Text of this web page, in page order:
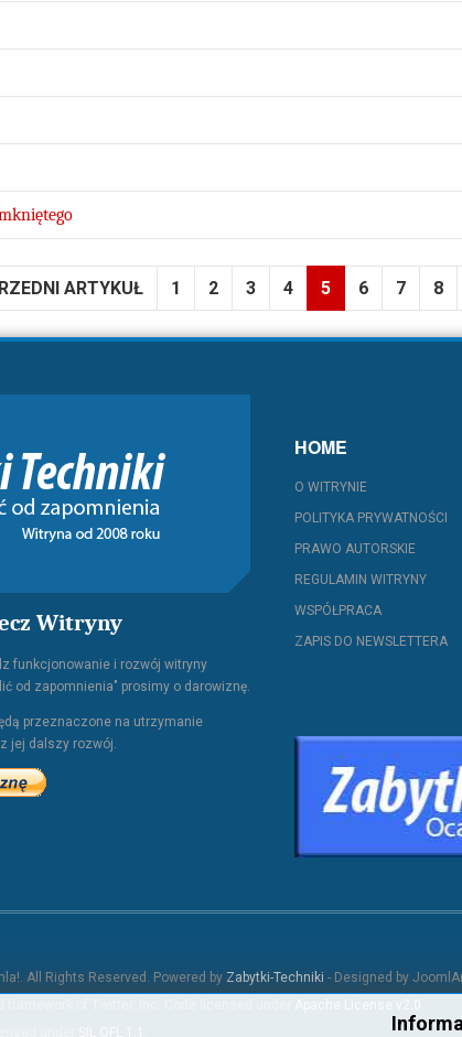
ARTYKUŁ 1 2 3 4 5 6 7 8
Witryny
funkcjonowanie i rozwój witryny
od zapomnienia" prosimy o darowiznę.
przeznaczone na utrzymanie
jej dalszy rozwój.
HOME
O WITRYNIE
POLITYKA PRYWATNOŚCI
PRAWO AUTORSKIE
REGULAMIN WITRYNY
WSPÓŁPRACA
ZAPIS DO NEWSLETTERA
All Rights Reserved. Powered by Zabytki-Techniki - Designed by